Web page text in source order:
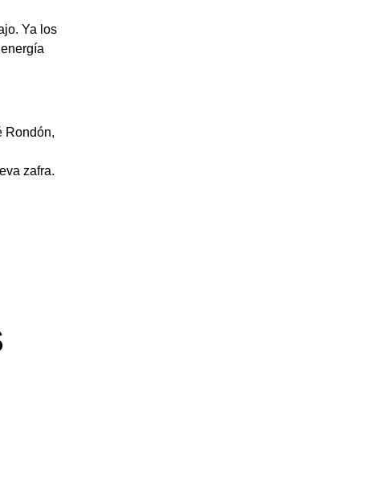
Ya los
Rondón,
zafra.